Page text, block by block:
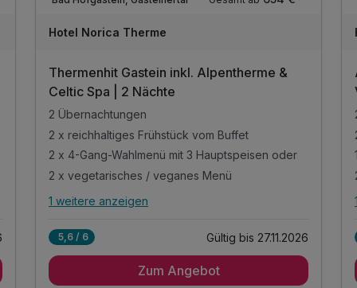
Hotel Norica Therme
Thermenhit Gastein inkl. Alpentherme &
Celtic Spa | 2 Nächte
2 Übernachtungen
2 x reichhaltiges Frühstück vom Buffet
2 x 4-Gang-Wahlmenü mit 3 Hauptspeisen oder
2 x vegetarisches / veganes Menü
Alle Inklusivleistungen
2 x reichhaltiges Frühstück vom Buffet
1 weitere anzeigen
5,6 / 6 Gültig bis 27.11.2026
Zum Angebot